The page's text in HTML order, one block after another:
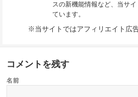
スの新機能情報など、当サ
ています。
※当サイトではアフィリエイト広
コメントを残す
名前